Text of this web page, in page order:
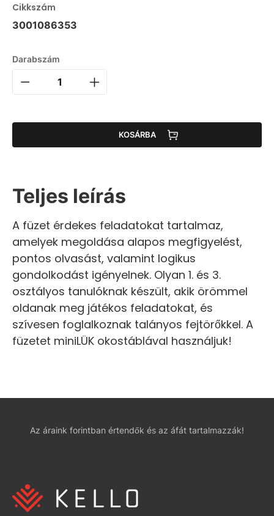
Cikkszám
3001086353
Darabszám
KOSÁRBA
Teljes leírás
A füzet érdekes feladatokat tartalmaz,
amelyek megoldása alapos megfigyelést,
pontos olvasást, valamint logikus
gondolkodást igényelnek. Olyan 1. és 3.
osztályos tanulóknak készült, akik örömmel
oldanak meg játékos feladatokat, és
szívesen foglalkoznak talányos fejtörőkkel. A
füzetet miniLÜK okostáblával használjuk!
Az áraink forintban értendők és az áfát tartalmazzák!